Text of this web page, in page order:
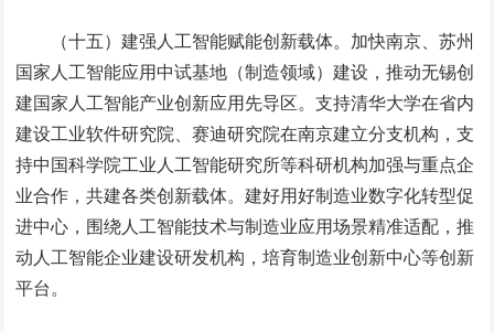
（十五）建强人工智能赋能创新载体。加快南京、苏州
国家人工智能应用中试基地（制造领域）建设，推动无锡创
建国家人工智能产业创新应用先导区。支持清华大学在省内
建设工业软件研究院、赛迪研究院在南京建立分支机构，支
持中国科学院工业人工智能研究所等科研机构加强与重点企
业合作，共建各类创新载体。建好用好制造业数字化转型促
进中心，围绕人工智能技术与制造业应用场景精准适配，推
动人工智能企业建设研发机构，培育制造业创新中心等创新
平台。